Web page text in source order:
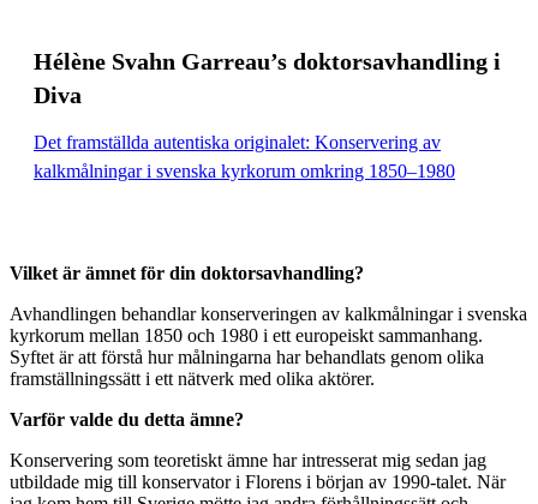
Hélène Svahn Garreau’s doktorsavhandling i
Diva
Det framställda autentiska originalet: Konservering av
kalkmålningar i svenska kyrkorum omkring 1850–1980
Vilket är ämnet för din doktorsavhandling?
Avhandlingen behandlar konserveringen av kalkmålningar i svenska
kyrkorum mellan 1850 och 1980 i ett europeiskt sammanhang.
Syftet är att förstå hur målningarna har behandlats genom olika
framställningssätt i ett nätverk med olika aktörer.
Varför valde du detta ämne?
Konservering som teoretiskt ämne har intresserat mig sedan jag
utbildade mig till konservator i Florens i början av 1990-talet. När